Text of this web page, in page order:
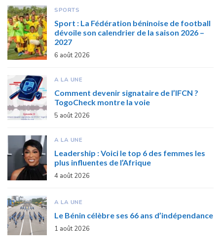
SPORTS
Sport : La Fédération béninoise de football
dévoile son calendrier de la saison 2026 –
2027
6 août 2026
A LA UNE
Comment devenir signataire de l’IFCN ?
TogoCheck montre la voie
5 août 2026
A LA UNE
Leadership : Voici le top 6 des femmes les
plus influentes de l’Afrique
4 août 2026
A LA UNE
Le Bénin célèbre ses 66 ans d’indépendance
1 août 2026